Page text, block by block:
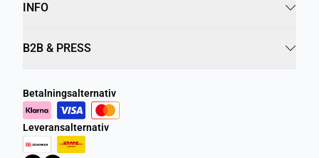
INFO
B2B & PRESS
Betalningsalternativ
Leveransalternativ